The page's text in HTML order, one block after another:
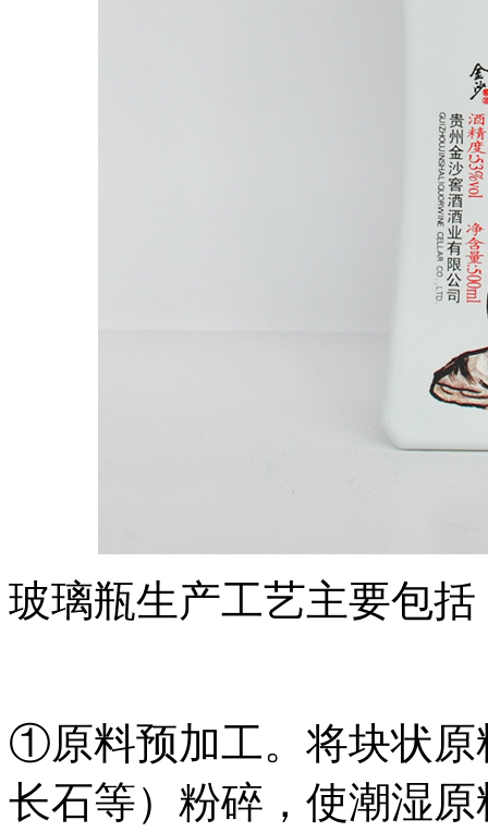
玻璃瓶生产工艺主要包括
①原料预加工。将块状原
长石等）粉碎，使潮湿